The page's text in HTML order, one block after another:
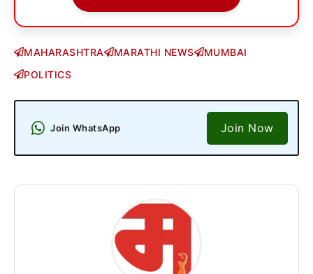
MAHARASHTRA MARATHI NEWS
MUMBAI
POLITICS
Join WhatsApp Join Now